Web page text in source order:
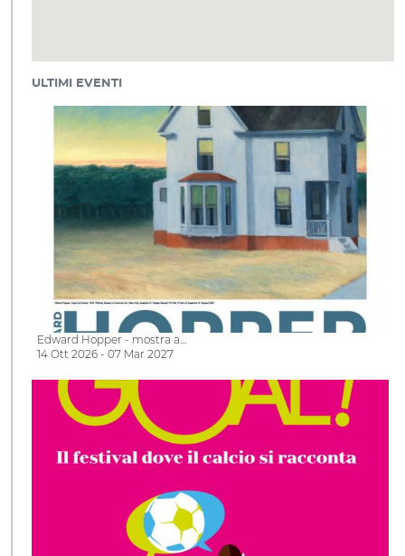
ULTIMI EVENTI
Edward Hopper - mostra a…
14 Ott 2026 - 07 Mar 2027